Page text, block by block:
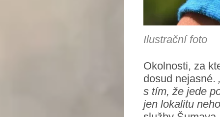
Ilustrační foto
Okolnosti, za
dosud nejasné.
s tím, že jede
jen lokalitu